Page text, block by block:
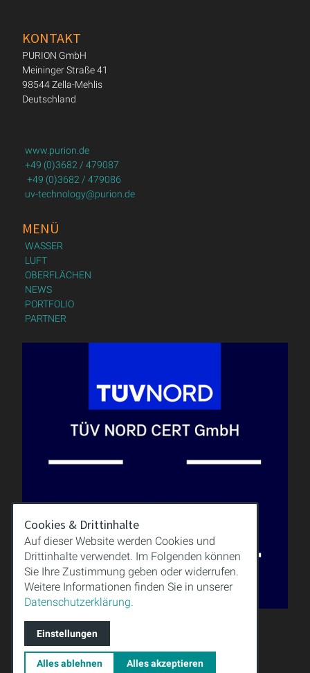
KONTAKT
PURION GmbH
Meininger Straße 41
98544 Zella-Mehlis
Deutschland
www.purion.de
+49 (0)3682 / 479087
+49 (0)3682 / 479086
uv-technology@purion.de
MENÜ
WASSER
LUFT
OBERFLÄCHEN
NEWS
PORTFOLIO
PARTNER
QUALITÄT
WISSEN
DOWNLOAD
Cookies & Drittinhalte
Auf dieser Website werden Cookies und
Drittinhalte verwendet. Im Folgenden können
Sie Ihre Zustimmung geben oder widerrufen.
Weitere Informationen finden Sie in unserer
Datenschutzerklärung.
Einstellungen
Alles ablehnen Alles akzeptieren